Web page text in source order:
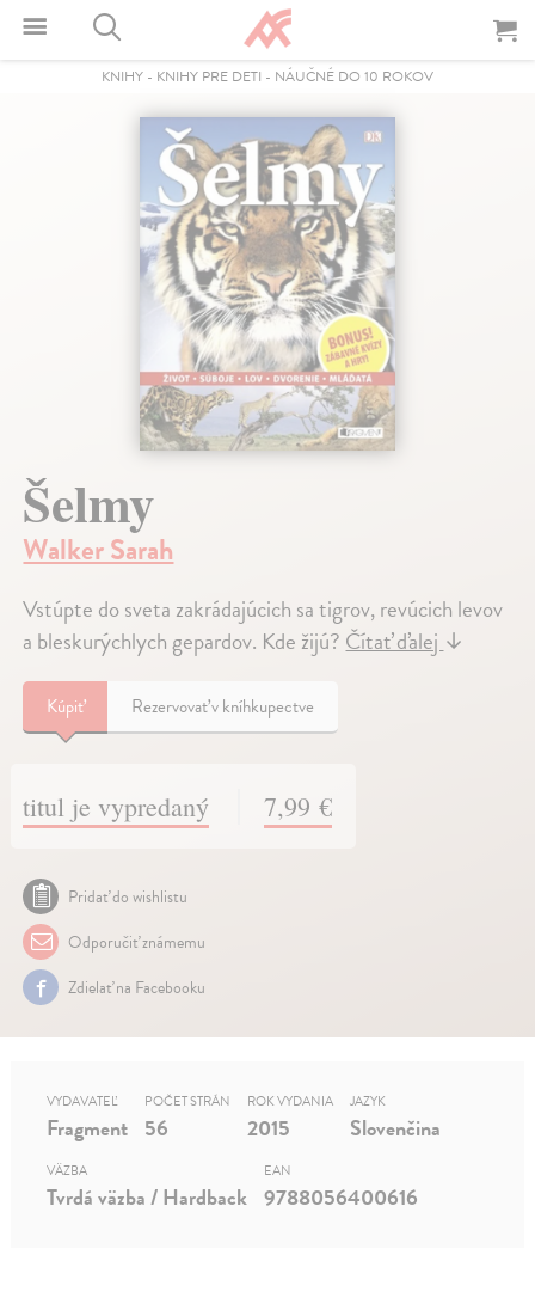
KNIHY - KNIHY PRE DETI - NÁUČNÉ DO 10 ROKOV
Šelmy
Walker Sarah
Vstúpte do sveta zakrádajúcich sa tigrov, revúcich levov
a bleskurýchlych gepardov. Kde žijú?Čítať ďalej↓
Kúpiť Rezervovať v kníhkupectve
titul je vypredaný 7,99 €
Pridať do wishlistu
Odporučiť známemu
Zdielať na Facebooku
VYDAVATEĽ
Fragment
POČET STRÁN
56
ROK VYDANIA
2015
JAZYK
Slovenčina
VÄZBA
Tvrdá väzba / Hardback
EAN
9788056400616